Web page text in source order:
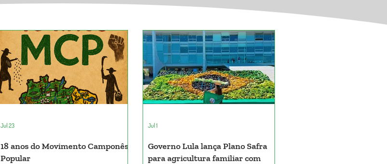
18 anos do Movimento Camponês
Popular
Jul 23
Governo Lula lança Plano Safra
para agricultura familiar com
Jul 1